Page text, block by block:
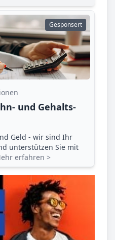
Gesponsert
und Gehalts­
Geld - wir sind Ihr
unterstützen Sie mit
erfahren >